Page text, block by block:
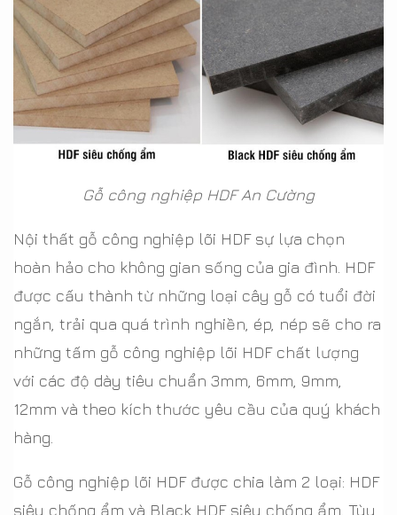
Gỗ công nghiệp HDF An Cường
Nội thất gỗ công nghiệp lõi HDF sự lựa chọn
hoàn hảo cho không gian sống của gia đình. HDF
được cấu thành từ những loại cây gỗ có tuổi đời
ngắn, trải qua quá trình nghiền, ép, nép sẽ cho ra
những tấm gỗ công nghiệp lõi HDF chất lượng
với các độ dày tiêu chuẩn 3mm, 6mm, 9mm,
12mm và theo kích thước yêu cầu của quý khách
hàng.
Gỗ công nghiệp lõi HDF được chia làm 2 loại: HDF
siêu chống ẩm và Black HDF siêu chống ẩm. Tùy